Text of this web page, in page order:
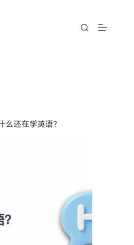
么还在学英语？